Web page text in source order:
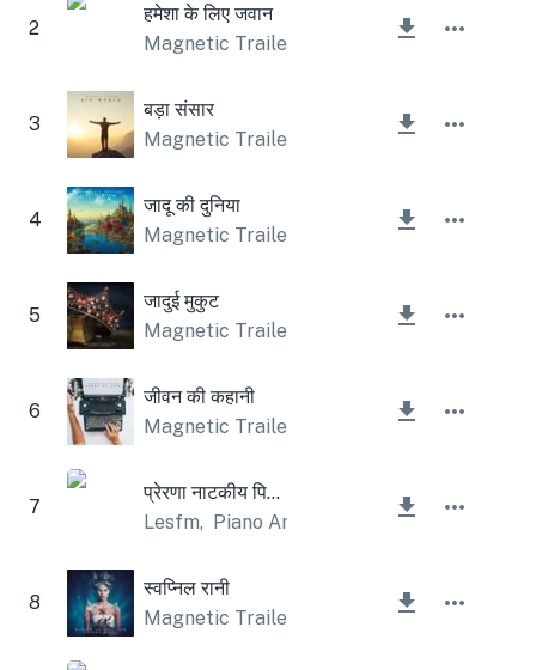
2
हमेशा के लिए जवान
Magnetic Trailer
3
बड़ा संसार
Magnetic Trailer
4
जादू की दुनिया
Magnetic Trailer
5
जादुई मुकुट
Magnetic Trailer
6
जीवन की कहानी
Magnetic Trailer
7
प्रेरणा नाटकीय पियानो
Lesfm, Piano Amor
8
स्वप्निल रानी
Magnetic Trailer